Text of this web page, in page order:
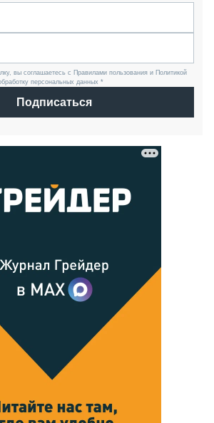
вы соглашаетесь с Правилами пользования и Политикой
персональных данных *
Подписаться